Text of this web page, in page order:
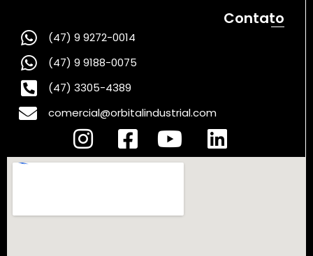
Contato
(47) 9 9272-0014
(47) 9 9188-0075
(47) 3305-4389
comercial@orbitalindustrial.com